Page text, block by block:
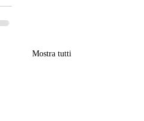
Mostra tutti